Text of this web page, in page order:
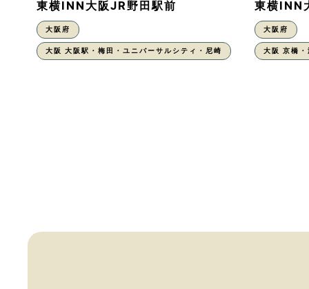
東横INN大阪JR野田駅前
大阪府
大阪 大阪駅・梅田・ユニバーサルシティ・尼崎
東横INN
大阪府
大阪 京橋